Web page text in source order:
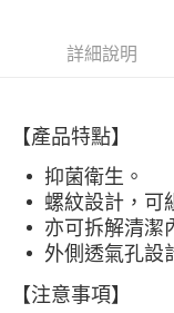
聯邦商業銀行
台新國際商業銀行
ATM付款
全家取貨付款
每筆NT$60，滿
付款後全家取貨
每筆NT$60，滿
7-11取貨付款
詳細說明
【產品特點】
抑菌衛生。
螺紋設計，可
亦可拆解清潔
外側透氣孔設
【注意事項】